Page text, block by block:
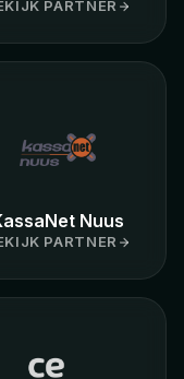
PARTNER
Nuus
PARTNER